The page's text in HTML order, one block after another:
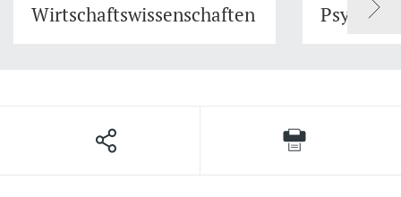
Wirtschaftswissenschaften